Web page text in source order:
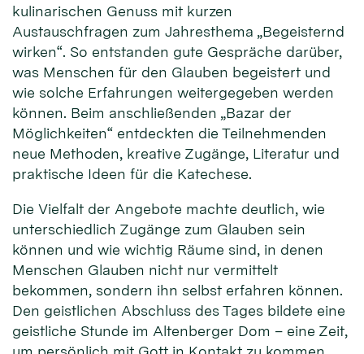
kulinarischen Genuss mit kurzen
Austauschfragen zum Jahresthema „Begeisternd
wirken“. So entstanden gute Gespräche darüber,
was Menschen für den Glauben begeistert und
wie solche Erfahrungen weitergegeben werden
können. Beim anschließenden „Bazar der
Möglichkeiten“ entdeckten die Teilnehmenden
neue Methoden, kreative Zugänge, Literatur und
praktische Ideen für die Katechese.
Die Vielfalt der Angebote machte deutlich, wie
unterschiedlich Zugänge zum Glauben sein
können und wie wichtig Räume sind, in denen
Menschen Glauben nicht nur vermittelt
bekommen, sondern ihn selbst erfahren können.
Den geistlichen Abschluss des Tages bildete eine
geistliche Stunde im Altenberger Dom – eine Zeit,